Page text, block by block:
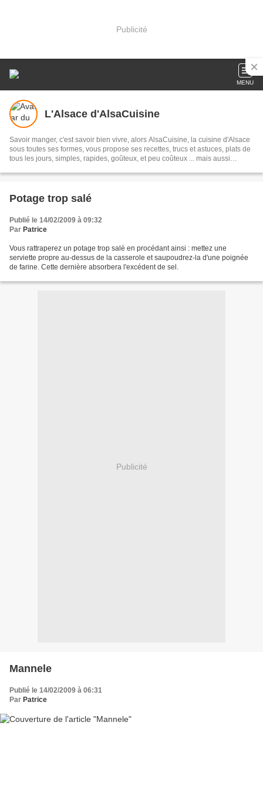
Publicité
MENU
L'Alsace d'AlsaCuisine
Savoir manger, c'est savoir bien vivre, alors AlsaCuisine, la cuisine d'Alsace
sous toutes ses formes, vous propose ses recettes, trucs et astuces, plats de
tous les jours, simples, rapides, goûteux, et peu coûteux ... mais aussi
la newsletter et à ...
Potage trop salé
Publié le 14/02/2009 à 09:32
Par Patrice
Vous rattraperez un potage trop salé en procédant ainsi : mettez une
serviette propre au-dessus de la casserole et saupoudrez-la d'une poignée
de farine. Cette dernière absorbera l'excédent de sel.
Publicité
Mannele
Publié le 14/02/2009 à 06:31
Par Patrice